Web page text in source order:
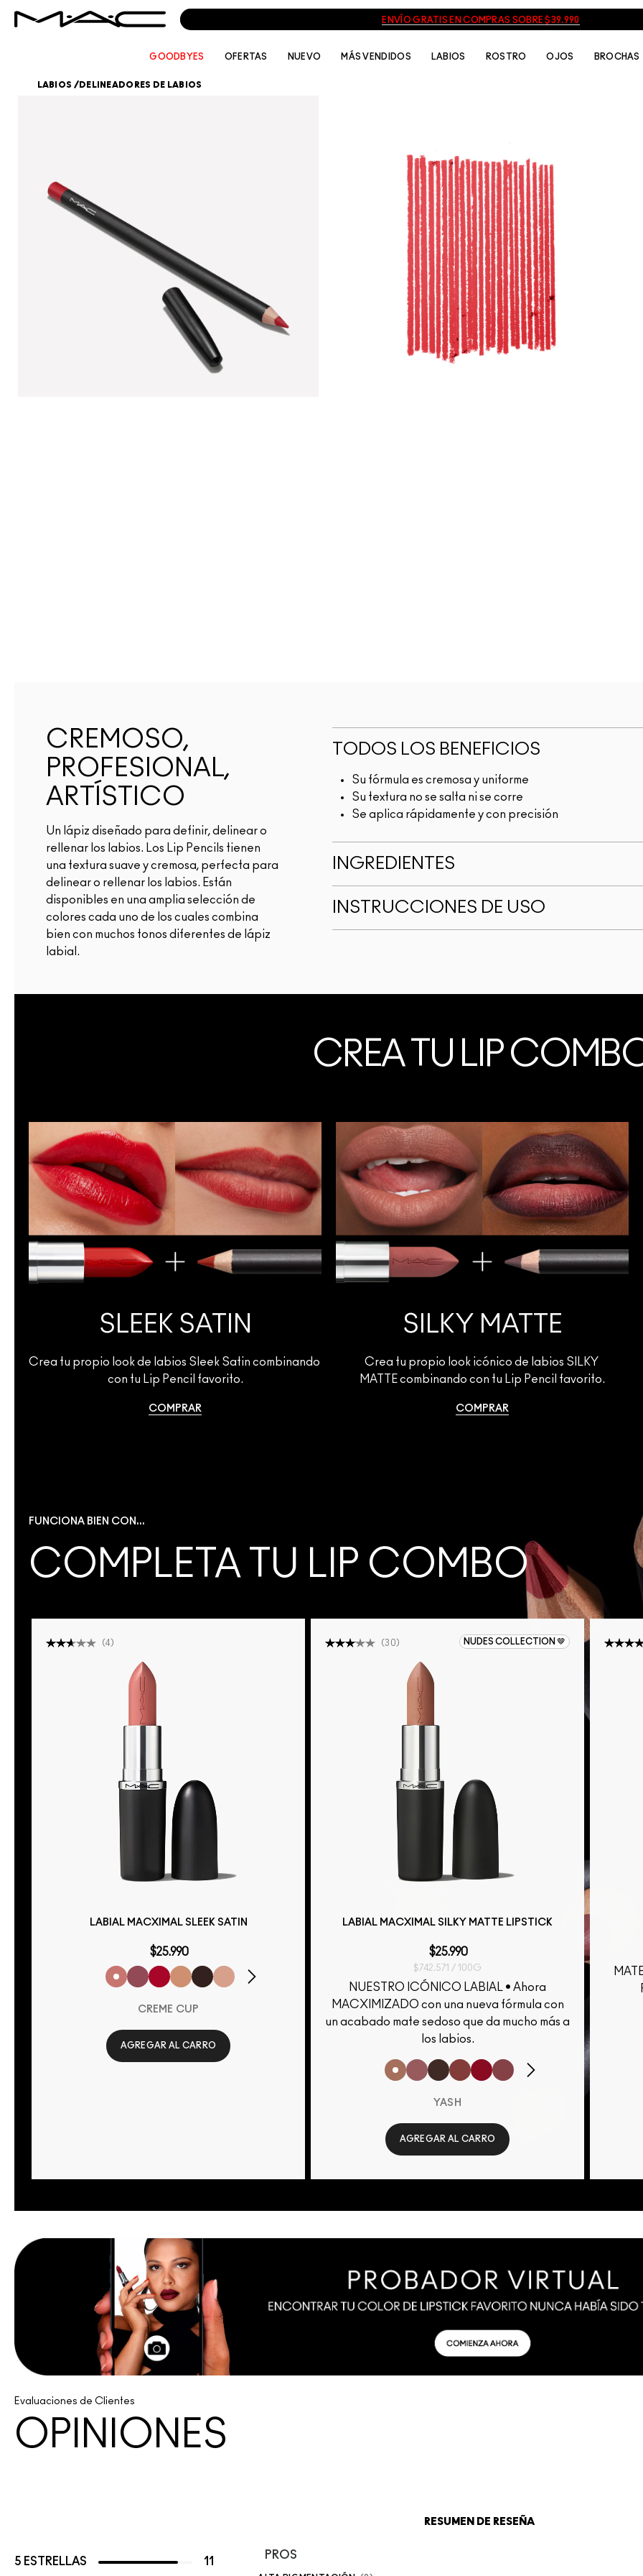
ENVÍO GRATIS EN COMPRAS SOBRE $39.990
GOODBYES OFERTAS NUEVO MÁS VENDIDOS LABIOS ROSTRO OJOS BROCHAS
LABIOS /DELINEADORES DE LABIOS
CREMOSO,
PROFESIONAL,
ARTÍSTICO
Un lápiz diseñado para definir, delinear o
rellenar los labios. Los Lip Pencils tienen
una textura suave y cremosa, perfecta para
delinear o rellenar los labios. Están
disponibles en una amplia selección de
colores cada uno de los cuales combina
bien con muchos tonos diferentes de lápiz
labial.
TODOS LOS BENEFICIOS
Su fórmula es cremosa y uniforme
Su textura no se salta ni se corre
Se aplica rápidamente y con precisión
INGREDIENTES
INSTRUCCIONES DE USO
CREA TU LIP
SLEEK SATIN
Crea tu propio look de labios Sleek Satin combinando
con tu Lip Pencil favorito.
COMPRAR
SILKY MATTE
Crea tu propio look icónico de labios SILKY
MATTE combinando con tu Lip Pencil favorito.
COMPRAR
FUNCIONA BIEN CON...
COMPLETA TU LIP COMBO
(4)
LABIAL MACXIMAL SLEEK SATIN
$25.990
CRÈME CUP
AGREGAR AL CARRO
NUDES COLLECTION 🤎
(30 )
LABIAL MACXIMAL SILKY MATTE LIPSTICK
$25.990
$742.571 / 100G
NUESTRO ICÓNICO LABIAL • Ahora
MACXIMIZADO con una nueva fórmula con
un acabado mate sedoso que da mucho más a
los labios.
YASH
AGREGAR AL CARRO
Evaluaciones de Clientes
OPINIONES
RESUMEN DE RESEÑA
5 ESTRELLAS 11
PROS